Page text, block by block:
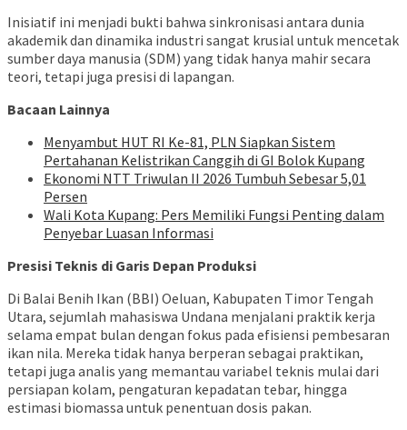
Inisiatif ini menjadi bukti bahwa sinkronisasi antara dunia
akademik dan dinamika industri sangat krusial untuk mencetak
sumber daya manusia (SDM) yang tidak hanya mahir secara
teori, tetapi juga presisi di lapangan.
Bacaan Lainnya
Menyambut HUT RI Ke-81, PLN Siapkan Sistem
Pertahanan Kelistrikan Canggih di GI Bolok Kupang
Ekonomi NTT Triwulan II 2026 Tumbuh Sebesar 5,01
Persen
Wali Kota Kupang: Pers Memiliki Fungsi Penting dalam
Penyebar Luasan Informasi
Presisi Teknis di Garis Depan Produksi
Di Balai Benih Ikan (BBI) Oeluan, Kabupaten Timor Tengah
Utara, sejumlah mahasiswa Undana menjalani praktik kerja
selama empat bulan dengan fokus pada efisiensi pembesaran
ikan nila. Mereka tidak hanya berperan sebagai praktikan,
tetapi juga analis yang memantau variabel teknis mulai dari
persiapan kolam, pengaturan kepadatan tebar, hingga
estimasi biomassa untuk penentuan dosis pakan.